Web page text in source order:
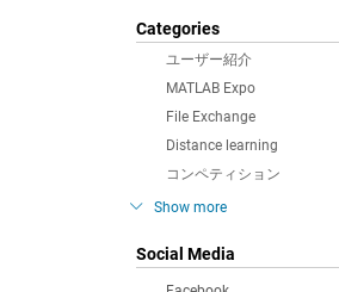
Categories
ユーザー紹介
MATLAB Expo
File Exchange
Distance learning
コンペティション
Show more
Social Media